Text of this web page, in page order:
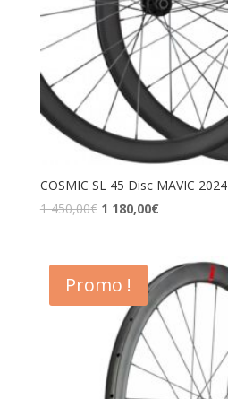
COSMIC SL 45 Disc MAVIC 2024
1 450,00€ 1 180,00€
Promo !